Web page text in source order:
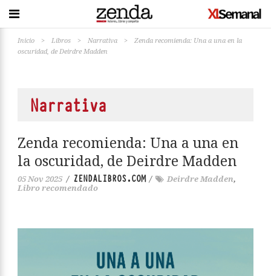
Inicio > Libros > Narrativa >
Zenda recomienda: Una a una en la
oscuridad, de Deirdre Madden
Narrativa
Zenda recomienda: Una a una en
la oscuridad, de Deirdre Madden
05 Nov 2025 / ZENDALIBROS.COM/ Deirdre Madden,
Libro recomendado